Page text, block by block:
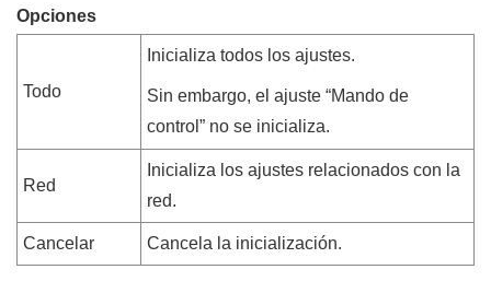
Opciones
Todo
Inicializa todos los ajustes.
Sin embargo, el ajuste “Mando de
control ” no se inicializa.
Red
Inicializa los ajustes relacionados con la
red.
Cancelar Cancela la inicialización.